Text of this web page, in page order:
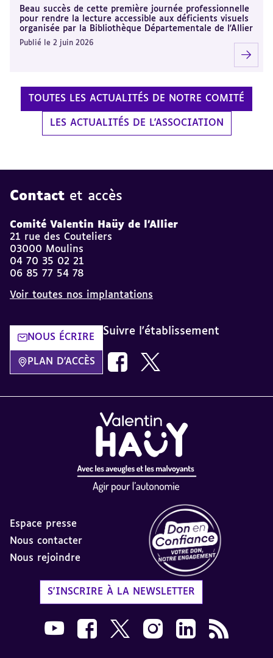
Beau succès de cette première journée professionnelle
pour rendre la lecture accessible aux déficients visuels
organisée par la Bibliothèque Départementale de l'Allier
Publié le 2 juin 2026
TOUTES LES ACTUALITÉS DE NOTRE COMITÉ
LES ACTUALITÉS DE L'ASSOCIATION
Contact et accès
Comité Valentin Haüy de l'Allier
21 rue des Couteliers
03000 Moulins
04 70 35 02 21
06 85 77 54 78
Voir toutes nos implantations
NOUS ÉCRIRE
PLAN D'ACCÈS
Suivre l'établissement
Nous suivre sur Facebook AVH
Nous suivre sur Twitter
Espace presse
Nous contacter
Nous rejoindre
S'INSCRIRE À LA NEWSLETTER
Nous suivre sur Youtube AVH dans une
Nous suivre sur Facebook AVH dans
Nous suivre sur X AVH dans une
Nous suivre sur Instagram
Nous suivre sur
Flux RSS